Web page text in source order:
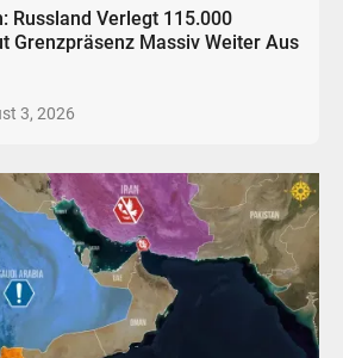
Russland Verlegt 115.000
Grenzpräsenz Massiv Weiter Aus
3, 2026